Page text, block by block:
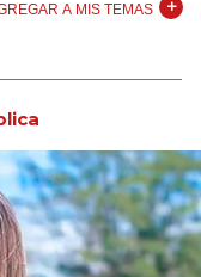
A MIS TEMAS